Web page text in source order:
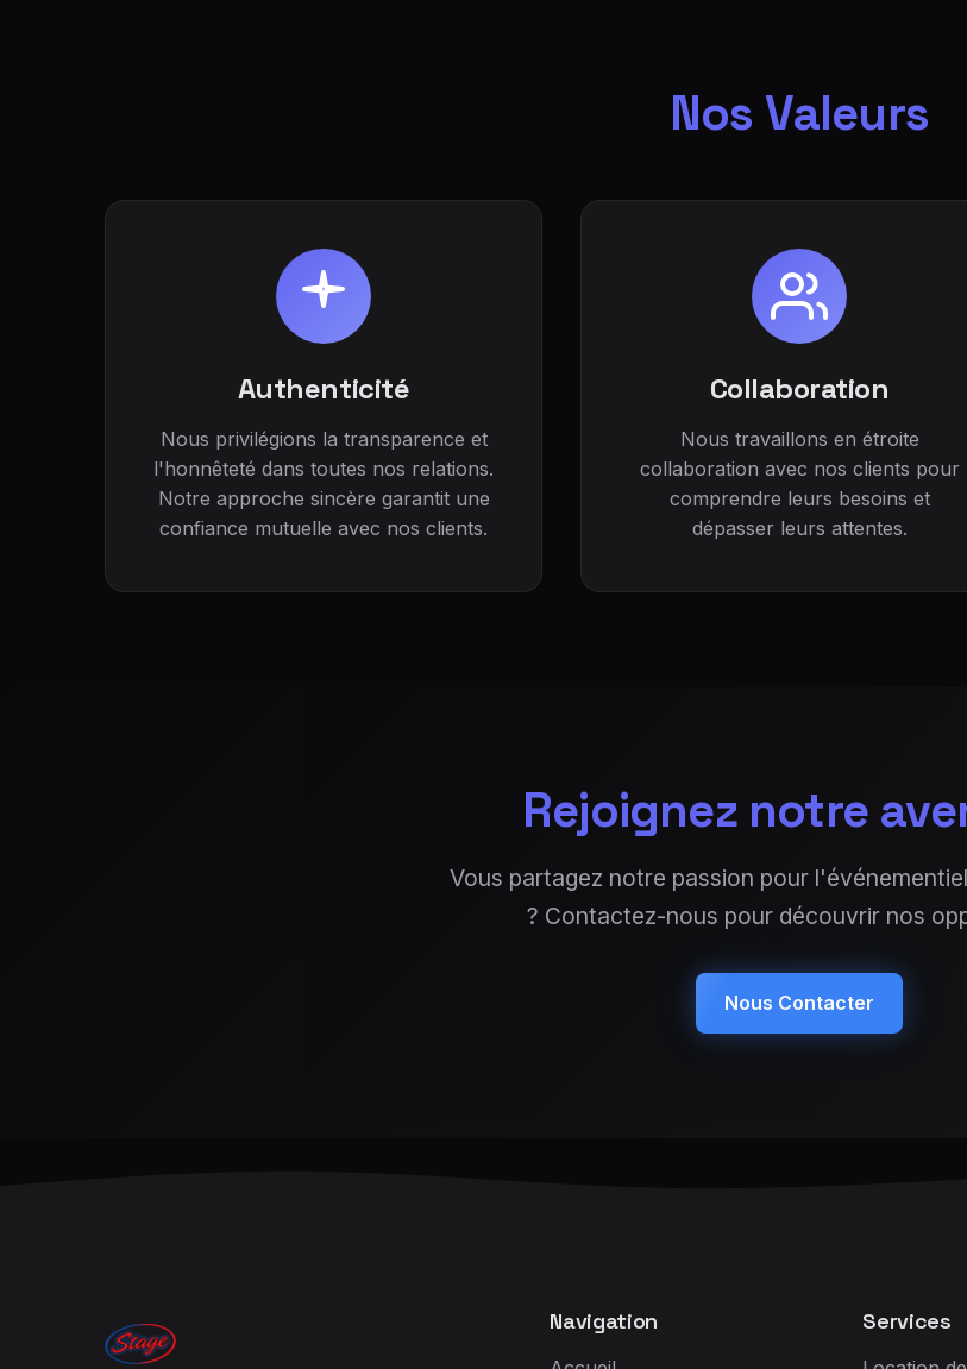
Nos Valeurs
Authenticité
Nous privilégions la transparence et
l'honnêteté dans toutes nos relations.
Notre approche sincère garantit une
confiance mutuelle avec nos clients.
Collaboration
Nous travaillons en étroite
collaboration avec nos clients pour
comprendre leurs besoins et
dépasser leurs attentes.
Rejoignez notre
Vous partagez notre passion pour
? Contactez-nous pour découvrir nos
Nous Contacter
Navigation Services